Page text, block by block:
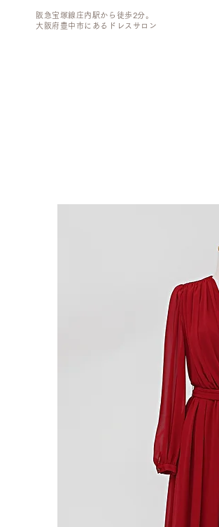
阪急宝塚線庄内駅から徒歩2分。
大阪府豊中市にあるドレスサロン